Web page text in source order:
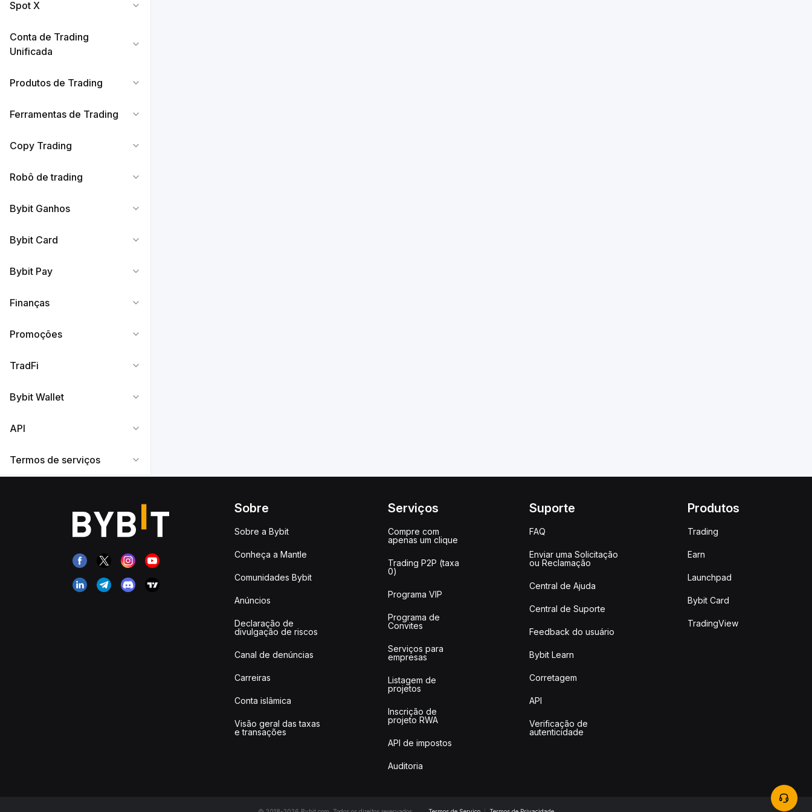
Spot X
Conta de Trading
Unificada
Produtos de Trading
Ferramentas de Trading
Copy Trading
Robô de trading
Bybit Ganhos
Bybit Card
Bybit Pay
Finanças
Promoções
TradFi
Bybit Wallet
API
Termos de serviços
Sobre
Sobre a Bybit
Conheça a Mantle
Comunidades Bybit
Anúncios
Declaração de
divulgação de riscos
Canal de denúncias
Carreiras
Conta islâmica
Visão geral das taxas
e transações
Serviços
Compre com
apenas um clique
Trading P2P (taxa
0)
Programa VIP
Programa de
Convites
Serviços para
empresas
Listagem de
projetos
Inscrição de
projeto RWA
API de impostos
Auditoria
Suporte
FAQ
Enviar uma Solicitação
ou Reclamação
Central de Ajuda
Central de Suporte
Feedback do usuário
Bybit Learn
Corretagem
API
Verificação de
autenticidade
Produtos
Trading
Earn
Launchpad
Bybit Card
TradingView